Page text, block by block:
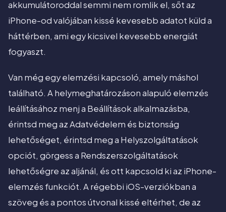
akkumulátoroddal semmi nem romlik el, sőt az
iPhone-od valójában kissé kevesebb adatot küld a
háttérben, ami egy kicsivel kevesebb energiát
fogyaszt.
Van még egy elemzési kapcsoló, amely máshol
található. A helymeghatározáson alapuló elemzés
leállításához menj a Beállítások alkalmazásba,
érintsd meg az Adatvédelem és biztonság
lehetőséget, érintsd meg a Helyszolgáltatások
opciót, görgess a Rendszerszolgáltatások
lehetőségre az aljánál, és ott kapcsold ki az iPhone-
elemzés funkciót. A régebbi iOS-verziókban a
szöveg és a pontos útvonal kissé eltérhet, de az